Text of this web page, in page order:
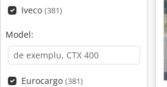
Iveco (381)
Model:
Eurocargo (381)